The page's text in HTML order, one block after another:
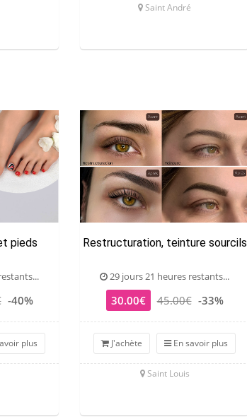
Saint André
pieds
-40%
plus
Restructuration, teinture sourcils
29 jours 21 heures restants...
30.00€ 45.00€ -33%
J'achète En savoir plus
Saint Louis